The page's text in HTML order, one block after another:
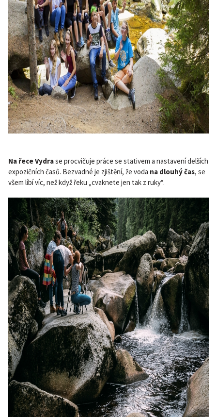
Na řece Vydrase procvičuje práce se stativem a nastavení delších
expozičních časů. Bezvadné je zjištění, že voda na dlouhý čas, se
všem líbí víc, než když řeku „cvaknete jen tak z ruky“.